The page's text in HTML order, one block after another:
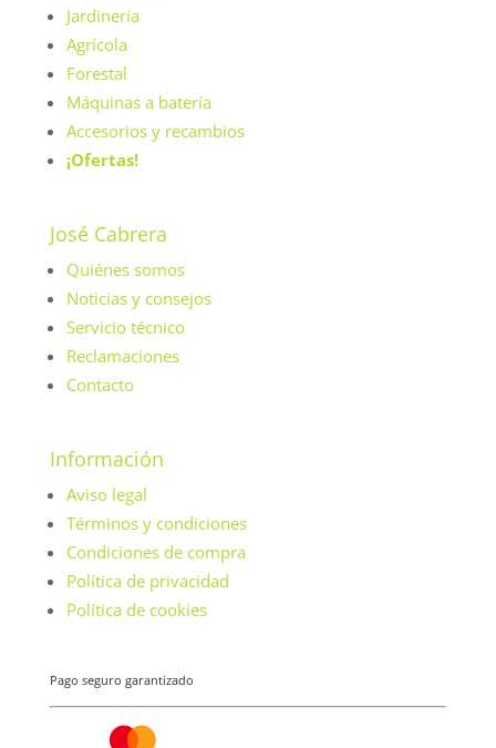
Jardinería
Agrícola
Forestal
Máquinas a batería
Accesorios y recambios
¡Ofertas!
José Cabrera
Quiénes somos
Noticias y consejos
Servicio técnico
Reclamaciones
Contacto
Información
Aviso legal
Términos y condiciones
Condiciones de compra
Política de privacidad
Política de cookies
Pago seguro garantizado